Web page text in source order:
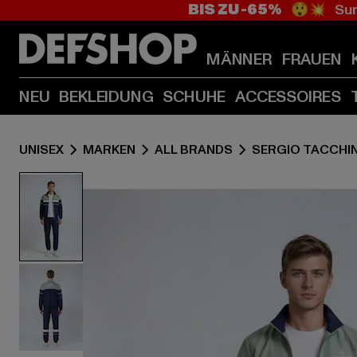
BIS ZU -65% 😲💥
MÄNNER FRAUEN
NEU BEKLEIDUNG SCHUHE ACCESSOIRES
UNISEX MARKEN ALL BRANDS SERGIO